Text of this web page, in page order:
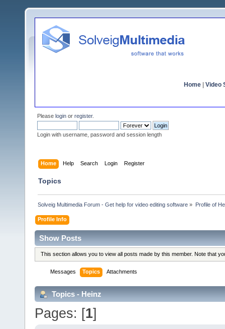
Home Video
Please login or register.
Login with username, password and session length
Home Help Search Login Register
Topics
Solveig Multimedia Forum - Get help for video editing software » Profile of
Profile Info
Show Posts
This section allows you to view all posts made by this member. Note that
Messages Topics Attachments
Topics - Heinz
Pages: [1]